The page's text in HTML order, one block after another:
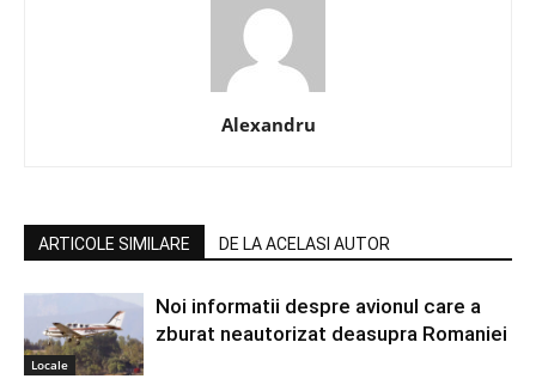
Alexandru
ARTICOLE SIMILARE DE LA ACELASI AUTOR
Locale
Noi informatii despre avionul care a
zburat neautorizat deasupra Romaniei